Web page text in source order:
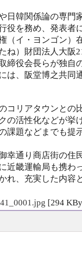
日韓関係論の専門
役を務め、発表者
（イ・ヨンゴン）
ね）財団法人大阪
締役会長らが独自
は、阪堂博之共同
コリアタウンとの
の活性化などが挙
課題などまでも提
幸通り商店街の住
近畿運輸局も携わ
れ、充実した内容
[294